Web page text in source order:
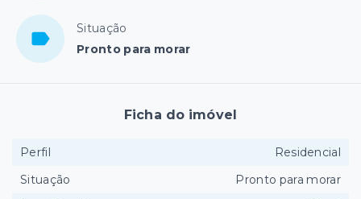
Situação
Pronto para morar
Ficha do imóvel
Perfil
Residencial
Situação
Pronto para morar